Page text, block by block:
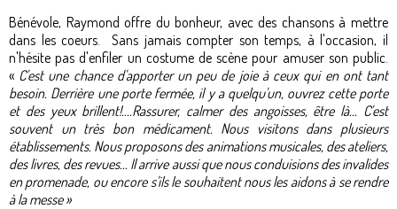
Bénévole, Raymond offre du bonheur, avec des chansons à mettre
dans les coeurs. Sans jamais compter son temps, à l'occasion, il
n'hésite pas d'enfiler un costume de scène pour amuser son public.
« C'est une chance d'apporter un peu de joie à ceux qui en ont tant
besoin. Derrière une porte fermée, il y a quelqu'un, ouvrez cette porte
et des yeux brillent!....Rassurer, calmer des angoisses, être là... C'est
souvent un très bon médicament. Nous visitons dans plusieurs
établissements. Nous proposons des animations musicales, des ateliers,
des livres, des revues... Il arrive aussi que nous conduisions des invalides
en promenade, ou encore s'ils le souhaitent nous les aidons à se rendre
à la messe »